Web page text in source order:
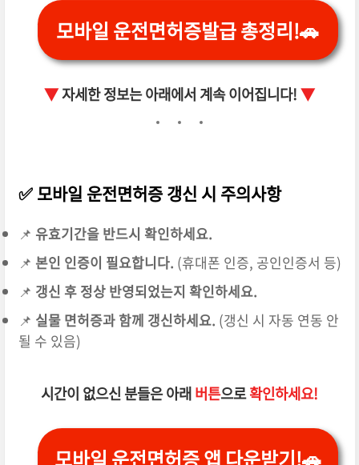
모바일 운전면허증발급 총정리!🚗
▼자세한 정보는 아래에서 계속 이어집니다! ▼
✅ 모바일 운전면허증 갱신 시 주의사항
📌 유효기간을 반드시 확인하세요.
📌 본인 인증이 필요합니다. (휴대폰 인증, 공인인증서 등)
📌 갱신 후 정상 반영되었는지 확인하세요.
📌 실물 면허증과 함께 갱신하세요. (갱신 시 자동 연동 안
될 수 있음)
시간이 없으신 분들은 아래버튼으로확인하세요!
모바일 운전면허증 앱 다운받기!🚗